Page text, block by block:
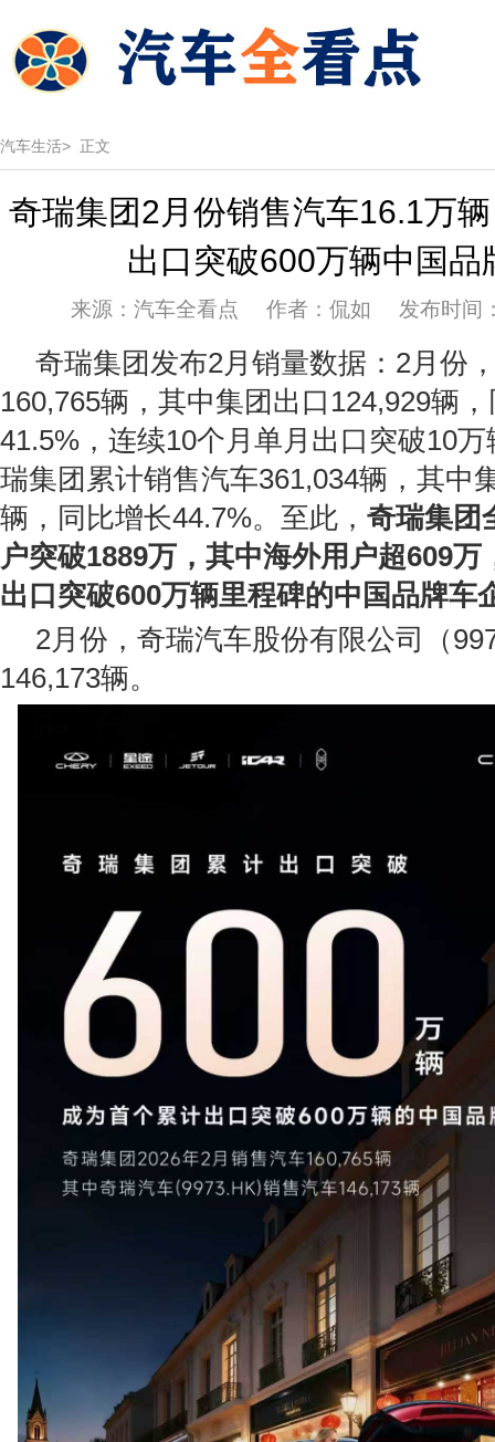
汽车生活> 正文
奇瑞集团2月份销售汽车16.1万
出口突破600万辆中国品
来源：汽车全看点 作者：侃如 发布时间
奇瑞集团发布2月销量数据：2月份
160,765辆，其中集团出口124,929辆
41.5%，连续10个月单月出口突破10
瑞集团累计销售汽车361,034辆，其中
辆，同比增长44.7%。至此， 奇瑞集团
户突破1889万，其中海外用户超609万
出口突破600万辆里程碑的中国品牌车
2月份，奇瑞汽车股份有限公司（
146,173辆。